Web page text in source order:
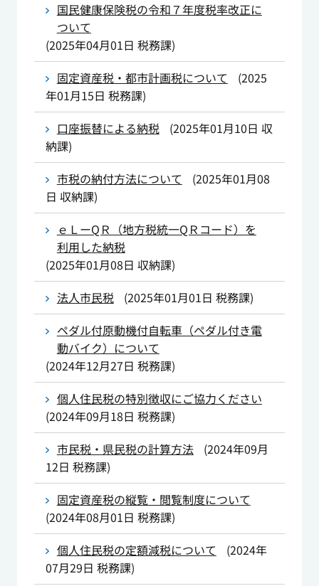
国民健康保険税の令和７年度税率改正に
ついて
(2025年04月01日 税務課)
固定資産税・都市計画税について
(2025
年01月15日 税務課)
口座振替による納税
(2025年01月10日 収
納課)
市税の納付方法について
(2025年01月08
日 収納課)
ｅＬーQＲ（地方税統一QＲコード）を
利用した納税
(2025年01月08日 収納課)
法人市民税
(2025年01月01日 税務課)
ペダル付原動機付自転車（ペダル付き電
動バイク）について
(2024年12月27日 税務課)
個人住民税の特別徴収にご協力ください
(2024年09月18日 税務課)
市民税・県民税の計算方法
(2024年09月
12日 税務課)
固定資産税の縦覧・閲覧制度について
(2024年08月01日 税務課)
個人住民税の定額減税について
(2024年
07月29日 税務課)